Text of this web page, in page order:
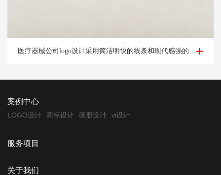
医疗器械公司logo设计-杭州艾*松公司logo设计案例 医疗器械公司logo设计采用简洁明快的线条和现代感强的字体，展示公司的时尚和创新形象。
案例中心
LOGO设计 商标设计 画册设计 vi设计
服务项目
关于我们